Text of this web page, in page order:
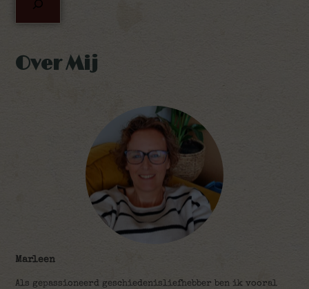
Over Mij
Marleen
Als gepassioneerd geschiedenisliefhebber ben ik vooral